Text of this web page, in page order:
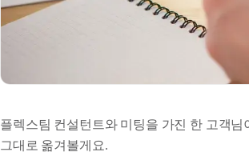
플렉스팀 컨설턴트와 미팅을 가진 한 고객님
그대로 옮겨볼게요.